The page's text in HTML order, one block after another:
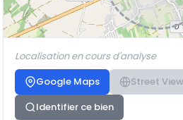
Localisation en cours d'analyse
Google Maps
Street View
Identifier ce bien